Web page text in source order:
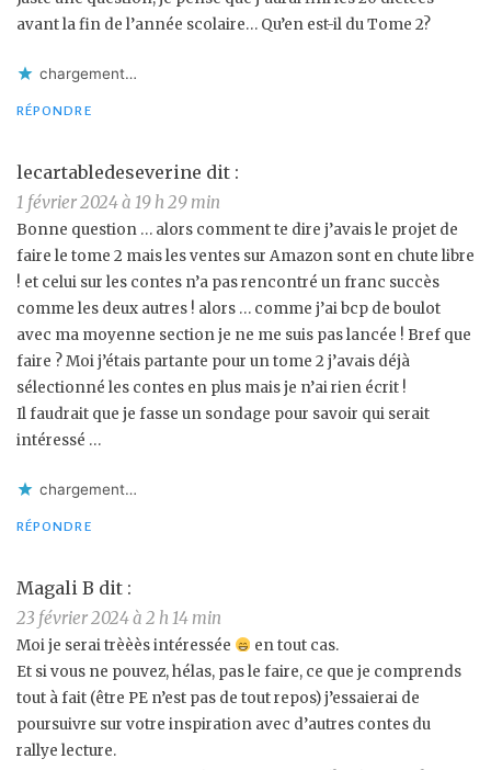
avant la fin de l’année scolaire… Qu’en est-il du Tome 2?
chargement…
RÉPONDRE
lecartabledeseverine dit :
1 février 2024 à 19 h 29 min
Bonne question … alors comment te dire j’avais le projet de
faire le tome 2 mais les ventes sur Amazon sont en chute libre
! et celui sur les contes n’a pas rencontré un franc succès
comme les deux autres ! alors … comme j’ai bcp de boulot
avec ma moyenne section je ne me suis pas lancée ! Bref que
faire ? Moi j’étais partante pour un tome 2 j’avais déjà
sélectionné les contes en plus mais je n’ai rien écrit !
Il faudrait que je fasse un sondage pour savoir qui serait
intéressé …
chargement…
RÉPONDRE
Magali B dit :
23 février 2024 à 2 h 14 min
Moi je serai trèèès intéressée
en tout cas.
Et si vous ne pouvez, hélas, pas le faire, ce que je comprends
tout à fait (être PE n’est pas de tout repos) j’essaierai de
poursuivre sur votre inspiration avec d’autres contes du
rallye lecture.